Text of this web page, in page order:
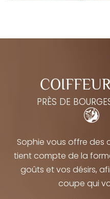
PRÈS DE
Sophie vous offre des
tient compte de la
goûts et vos désirs,
coupe qui